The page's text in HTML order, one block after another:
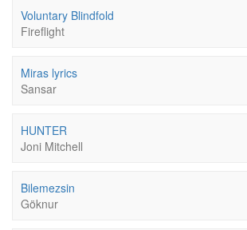
Voluntary Blindfold
Fireflight
Miras lyrics
Sansar
HUNTER
Joni Mitchell
Bilemezsin
Göknur